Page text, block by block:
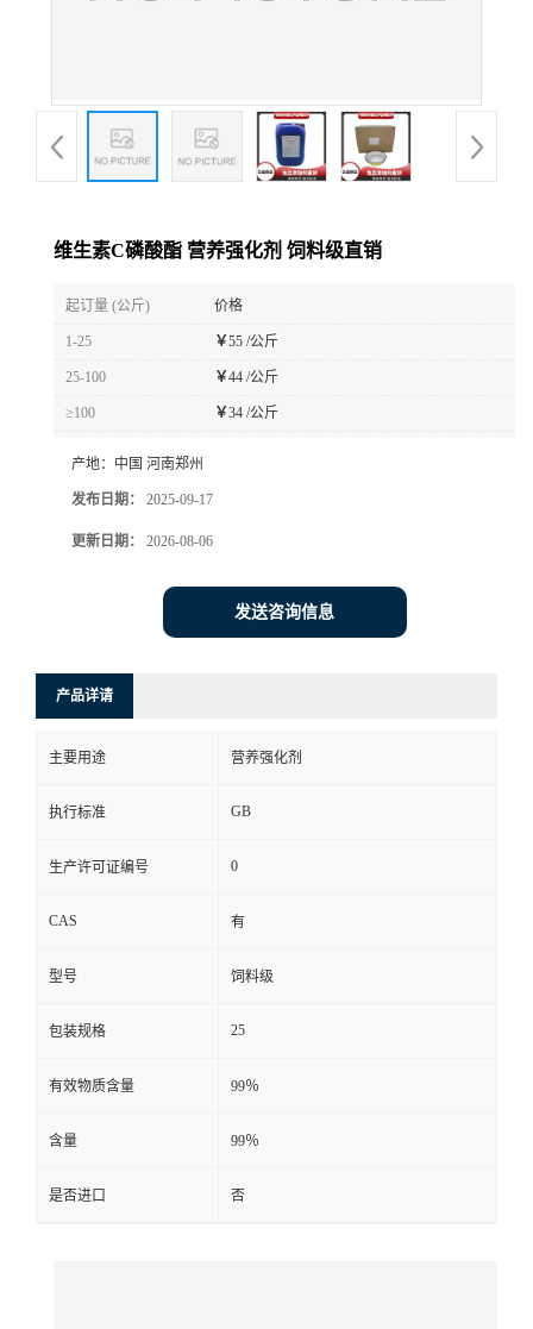
维生素C磷酸酯 营养强化剂 饲料级直销
起订量 (公斤) 价格
1-25 ￥55 /公斤
25-100 ￥44 /公斤
≥100 ￥34 /公斤
产地： 中国 河南郑州
发布日期： 2025-09-17
更新日期： 2026-08-06
发送咨询信息
产品详请
主要用途 营养强化剂
执行标准 GB
生产许可证编号 0
CAS 有
型号 饲料级
包装规格 25
有效物质含量 99％
含量 99％
是否进口 否